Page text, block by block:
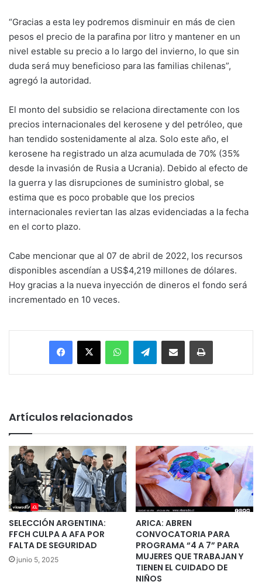
“Gracias a esta ley podremos disminuir en más de cien
pesos el precio de la parafina por litro y mantener en un
nivel estable su precio a lo largo del invierno, lo que sin
duda será muy beneficioso para las familias chilenas”,
agregó la autoridad.
El monto del subsidio se relaciona directamente con los
precios internacionales del kerosene y del petróleo, que
han tendido sostenidamente al alza. Solo este año, el
kerosene ha registrado un alza acumulada de 70% (35%
desde la invasión de Rusia a Ucrania). Debido al efecto de
la guerra y las disrupciones de suministro global, se
estima que es poco probable que los precios
internacionales reviertan las alzas evidenciadas a la fecha
en el corto plazo.
Cabe mencionar que al 07 de abril de 2022, los recursos
disponibles ascendían a US$4,219 millones de dólares.
Hoy gracias a la nueva inyección de dineros el fondo será
incrementado en 10 veces.
Facebook
X WhatsAppTelegramEnviar vía email Imprimir
Artículos relacionados
SELECCIÓN ARGENTINA:
FFCH CULPA A AFA POR
FALTA DE SEGURIDAD
junio 5, 2025
ARICA: ABREN
CONVOCATORIA PARA
PROGRAMA “4 A 7” PARA
MUJERES QUE TRABAJAN Y
TIENEN EL CUIDADO DE
NIÑOS